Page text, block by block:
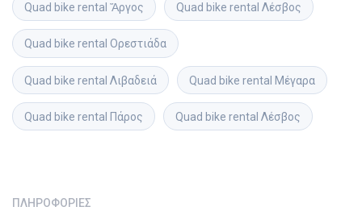
Quad bike rental Ἄργος Quad bike rental Λέσβος
Quad bike rental Ορεστιάδα
Quad bike rental Λιβαδειά Quad bike rental Μέγαρα
Quad bike rental Πάρος Quad bike rental Λέσβος
ΠΛΗΡΟΦΟΡΊΕΣ